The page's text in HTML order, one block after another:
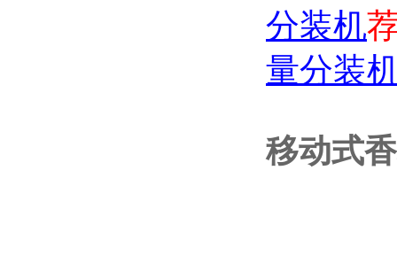
分装机
量分装
移动式